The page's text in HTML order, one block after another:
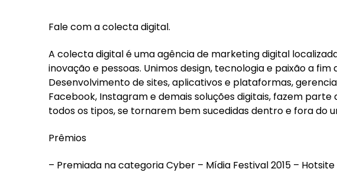
Fale com a colecta digital.
A colecta digital é uma agência de marketing digital
inovação e pessoas. Unimos design, tecnologia e paixão a
Desenvolvimento de sites, aplicativos e plataformas,
Facebook, Instagram e demais soluções digitais, fazem
todos os tipos, se tornarem bem sucedidas dentro e fora do
Prêmios
– Premiada na categoria Cyber – Mídia Festival 2015 – Hotsite